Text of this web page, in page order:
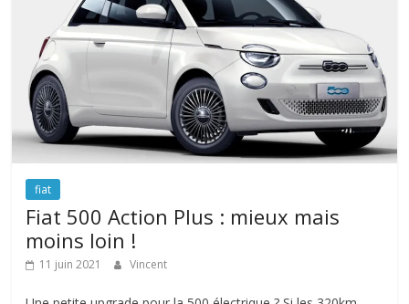
fiat
Fiat 500 Action Plus : mieux mais
moins loin !
11 juin 2021 Vincent